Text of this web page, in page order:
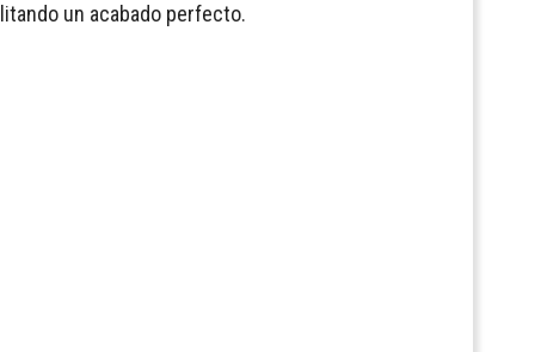
un acabado perfecto.